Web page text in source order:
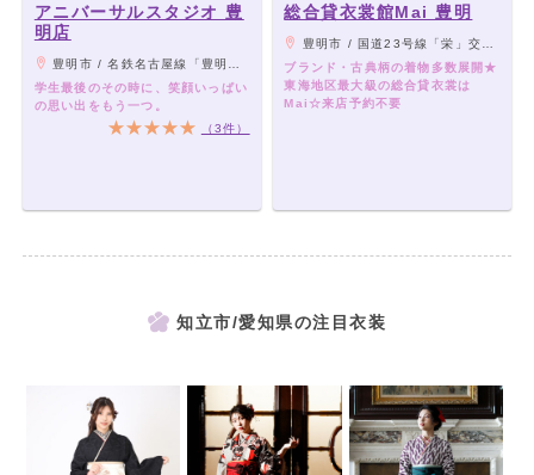
アニバーサルスタジオ 豊
明店
豊明市 / 名鉄名古屋線「豊明駅」よりバス「吉池郵便局」下車、徒歩2分
学生最後のその時に、笑顔いっぱい
の思い出をもう一つ。
（3件）
総合貸衣裳館Mai 豊明
豊明市 / 国道23号線「栄」交差点より 北へ車で5分
ブランド・古典柄の着物多数展開★
東海地区最大級の総合貸衣裳は
Mai☆来店予約不要
知立市/愛知県の注目衣装